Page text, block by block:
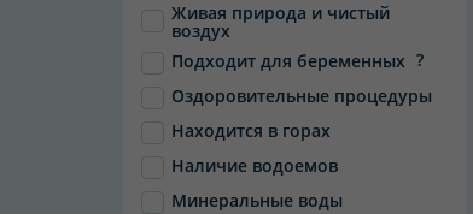
Живая природа и чистый
воздух
Подходит для беременных ?
Оздоровительные процедуры
Находится в горах
Наличие водоемов
Минеральные воды